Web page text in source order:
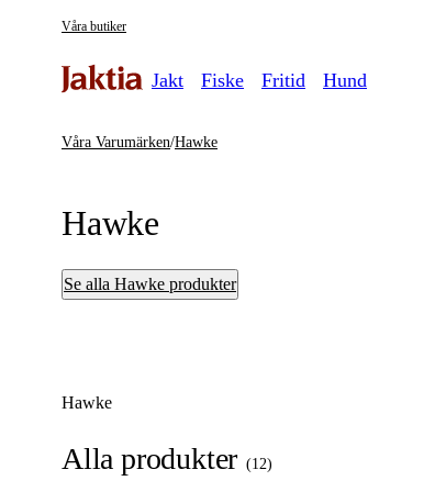
Våra butiker
Jakt Fiske Fritid Hund
Våra Varumärken/Hawke
Hawke
Se alla Hawke produkter
Hawke
Alla produkter (12)